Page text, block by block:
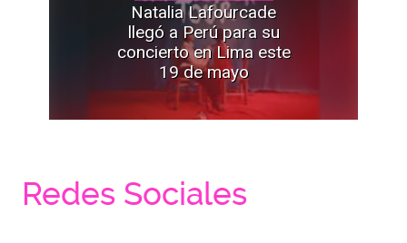
Natalia Lafourcade
llegó a Perú para su
concierto en Lima este
19 de mayo
Redes Sociales